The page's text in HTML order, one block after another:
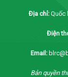
Địa chỉ: Quốc
Điện
Email:
Bản quyền